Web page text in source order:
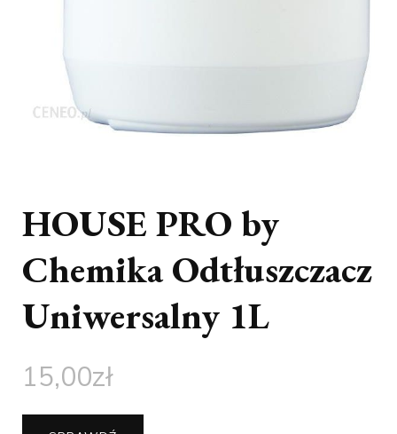
HOUSE PRO by
Chemika Odtłuszczacz
Uniwersalny 1L
15,00zł